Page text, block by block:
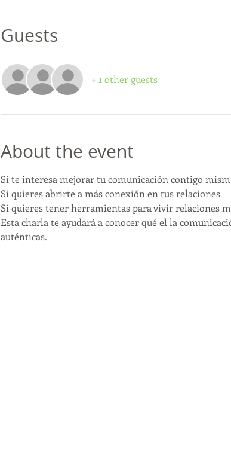
Guests
+ 1 other guests
About the event
Sí te interesa mejorar tu comunicación contigo
Sí quieres abrirte a más conexión en tus relaciones
Sí quieres tener herramientas para vivir relaciones
Esta charla te ayudará a conocer qué el la
auténticas.